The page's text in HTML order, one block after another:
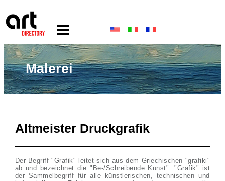
Malerei
Altmeister Druckgrafik
Der Begriff "Grafik" leitet sich aus dem Griechischen "grafiki"
ab und bezeichnet die "Be-/Schreibende Kunst". "Grafik" ist
der Sammelbegriff für alle künstlerischen, technischen und